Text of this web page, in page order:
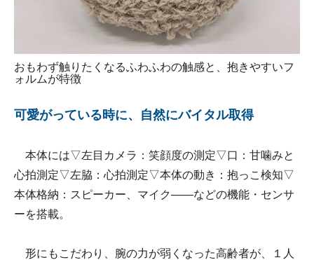
おもわず触りたくなるふわふわの触感と、抱きやすいフ
ォルムが特徴
可愛がっている時に、自然にバイタル取得
本体には▽左目カメラ：笑顔度の測定▽口：甘噛みと
心拍測定▽左脇：心拍測定▽本体の動き：抱っこ検知▽
本体格納：スピーカー、マイク――などの機能・センサ
ーを搭載。
形にもこだわり、腕の力が弱くなった高齢者が、１人